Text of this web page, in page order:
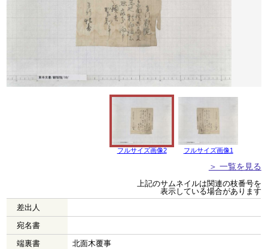
フルサイズ画像2 フルサイズ画像1
＞ 一覧を見る
上記のサムネイルは関連の枝番号を
表示している場合があります
差出人
宛名書
端裏書
北面木覆事